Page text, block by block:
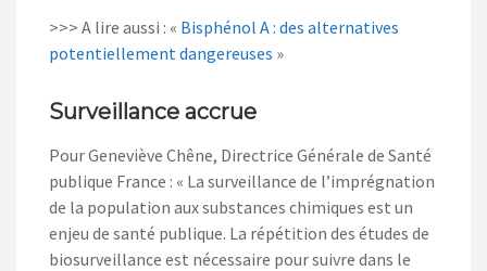
>>> A lire aussi : « Bisphénol A : des alternatives
potentiellement dangereuses »
Surveillance accrue
Pour Geneviève Chêne, Directrice Générale de Santé
publique France : « La surveillance de l’imprégnation
de la population aux substances chimiques est un
enjeu de santé publique. La répétition des études de
biosurveillance est nécessaire pour suivre dans le